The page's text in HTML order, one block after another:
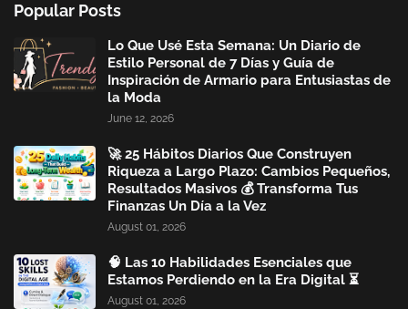
Popular Posts
Lo Que Usé Esta Semana: Un Diario de
Estilo Personal de 7 Días y Guía de
Inspiración de Armario para Entusiastas de
la Moda
June 12, 2026
🚀 25 Hábitos Diarios Que Construyen
Riqueza a Largo Plazo: Cambios Pequeños,
Resultados Masivos 💰 Transforma Tus
Finanzas Un Día a la Vez
August 01, 2026
🧠 Las 10 Habilidades Esenciales que
Estamos Perdiendo en la Era Digital ⏳
August 01, 2026